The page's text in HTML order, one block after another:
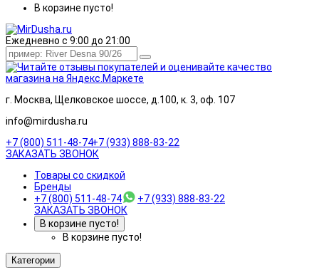
В корзине пусто!
Ежедневно с 9:00 до 21:00
г. Москва, Щелковское шоссе, д.100, к. 3, оф. 107
info@mirdusha.ru
+7 (800) 511-48-74+7 (933) 888-83-22
ЗАКАЗАТЬ ЗВОНОК
Товары со скидкой
Бренды
+7 (800) 511-48-74
+7 (933) 888-83-22
ЗАКАЗАТЬ ЗВОНОК
В корзине пусто!
В корзине пусто!
Категории